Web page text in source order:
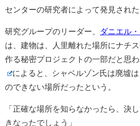
センターの研究者によって発見された
研究グループのリーダー、 ダニエル
は、建物は、人里離れた場所にナチ
作る秘密プロジェクトの一部だと思わ
によると、シャベルゾン氏は廃墟
のできない場所だったという。
「正確な場所を知らなかったら、決
きなったでしょう」